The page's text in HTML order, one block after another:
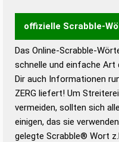
offizielle Scrabble-
Wortwurzel liefert mit
Wortanalyse-
Wortbedeutung,
Gültigkeit eines
bestimmen!
Wörterbücher sind:
Das Online-Scrabble-
schnelle und einfache Art
Dir auch Informationen
ZERG liefert! Um
vermeiden, sollten sich
einigen, das sie
gelegte Scrabble® Wort